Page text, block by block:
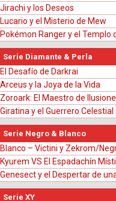
Jirachi y los Deseos
Lucario y el Misterio de Mew
Pokémon Ranger y el Templo
Serie Diamante & Perla
El Desafío de Darkrai
Arceus y la Joya de la Vida
Zoroark: El Maestro de
Giratina y el Guerrero Celestial
Serie Negro & Blanco
Blanco – Victini y Zekrom/
Kyurem VS El Espadachín
Genesect y el Despertar de
Serie XY